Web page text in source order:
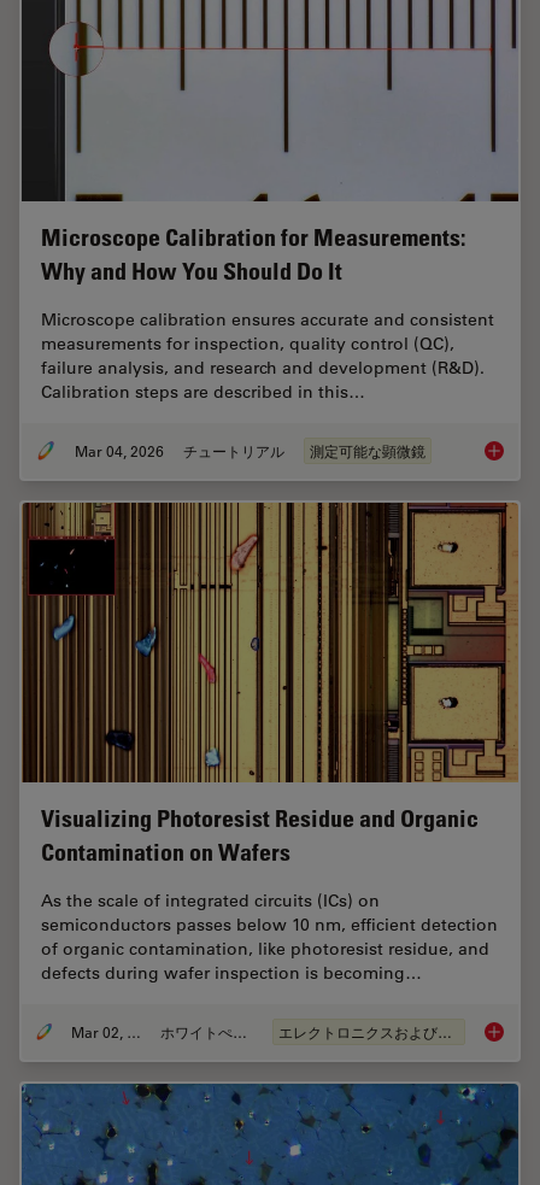
Microscope Calibration for Measurements:
Why and How You Should Do It
Microscope calibration ensures accurate and consistent
measurements for inspection, quality control (QC),
failure analysis, and research and development (R&D).
Calibration steps are described in this…
Mar 04, 2026 チュートリアル 測定可能な顕微鏡
Visualizing Photoresist Residue and Organic
Contamination on Wafers
As the scale of integrated circuits (ICs) on
semiconductors passes below 10 nm, efficient detection
of organic contamination, like photoresist residue, and
defects during wafer inspection is becoming…
Mar 02, 2026 ホワイトぺーパー エレクトロニクスおよび半導体産業